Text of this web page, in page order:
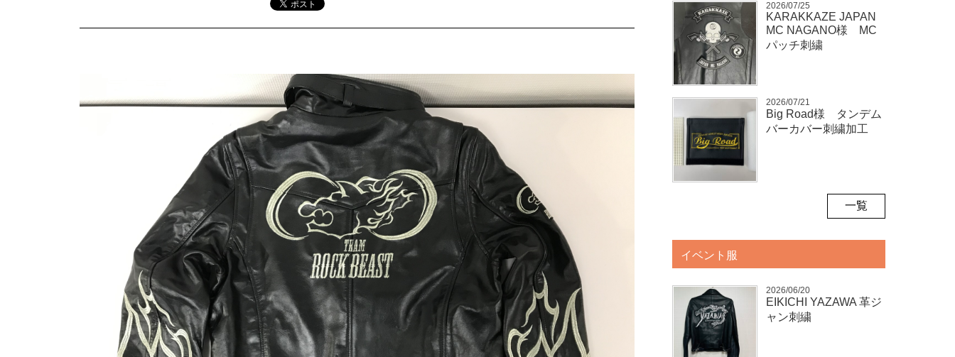
2026/07/25
KARAKKAZE JAPAN
MC NAGANO様 MC
パッチ刺繍
2026/07/21
Big Road様 タンデム
バーカバー刺繍加工
一覧
イベント服
2026/06/20
EIKICHI YAZAWA 革ジ
ャン刺繍